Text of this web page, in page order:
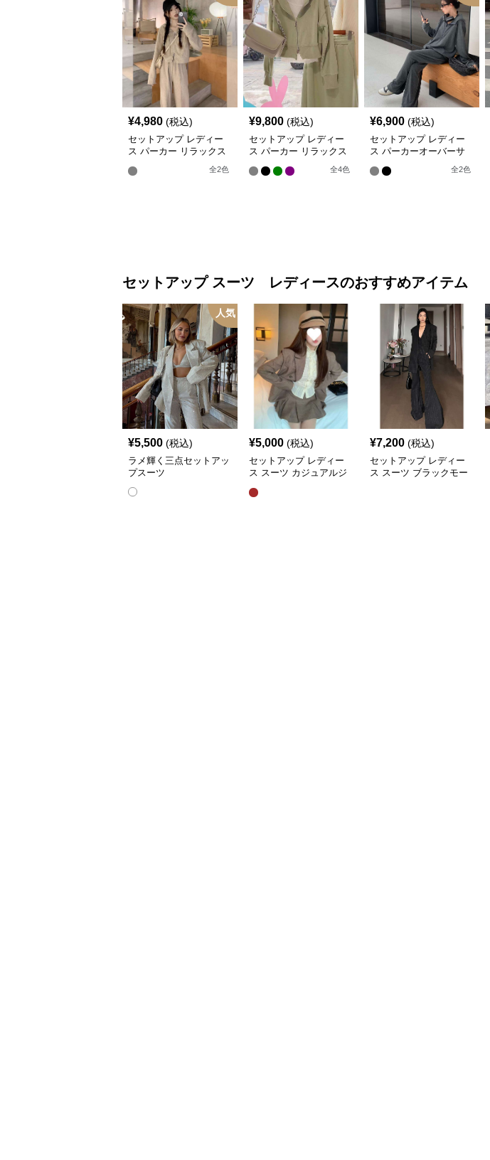
¥4,980 (税込)
セットアップ レディー
ス パーカー リラックス
ジップアップパーカー&
パンツ
全2色
¥9,800 (税込)
セットアップ レディー
ス パーカー リラックス
フィット パステルグリ
ーン フーディーセット
全4色
¥6,900 (税込)
セットアップ レディー
ス パーカーオーバーサ
イズ シンプルスウェッ
トパーカー上下
全2色
セットアップ スーツ レディースのおすすめアイテム
人気
¥5,500 (税込)
ラメ輝く三点セットアッ
プスーツ
¥5,000 (税込)
セットアップ レディー
ス スーツ カジュアルジ
ツショートスカート
¥7,200 (税込)
セットアップ レディー
ス スーツ ブラックモー